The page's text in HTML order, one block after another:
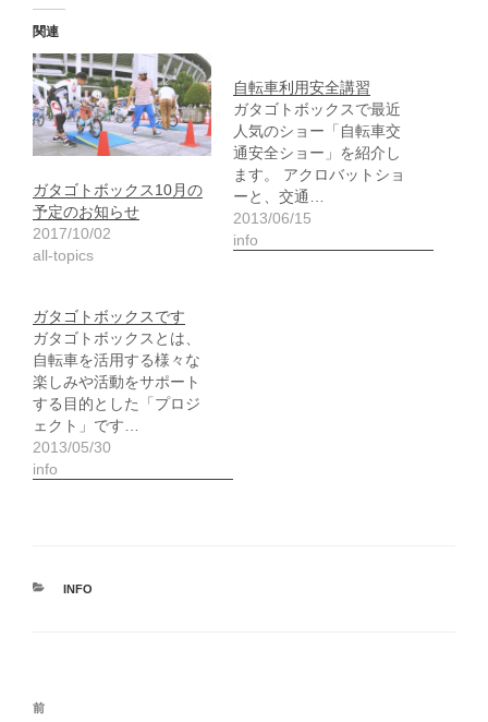
関連
ガタゴトボックス10月の
予定のお知らせ
2017/10/02
all-topics
自転車利用安全講習
ガタゴトボックスで最近
人気のショー「自転車交
通安全ショー」を紹介し
ます。 アクロバットショ
ーと、交通…
2013/06/15
info
ガタゴトボックスです
ガタゴトボックスとは、
自転車を活用する様々な
楽しみや活動をサポート
する目的とした「プロジ
ェクト」です…
2013/05/30
info
カ
INFO
投
前
前